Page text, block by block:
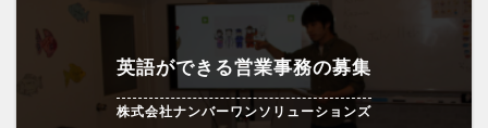
英語ができる営業事務の募集
株式会社ナンバーワンソリューションズ